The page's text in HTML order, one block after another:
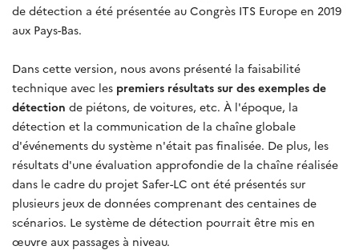
de détection a été présentée au Congrès ITS Europe en 2019
aux Pays-Bas.
Dans cette version, nous avons présenté la faisabilité
technique avec les premiers résultats sur des exemples de
détection de piétons, de voitures, etc. À l'époque, la
détection et la communication de la chaîne globale
d'événements du système n'était pas finalisée. De plus, les
résultats d'une évaluation approfondie de la chaîne réalisée
dans le cadre du projet Safer-LC ont été présentés sur
plusieurs jeux de données comprenant des centaines de
scénarios. Le système de détection pourrait être mis en
œuvre aux passages à niveau.